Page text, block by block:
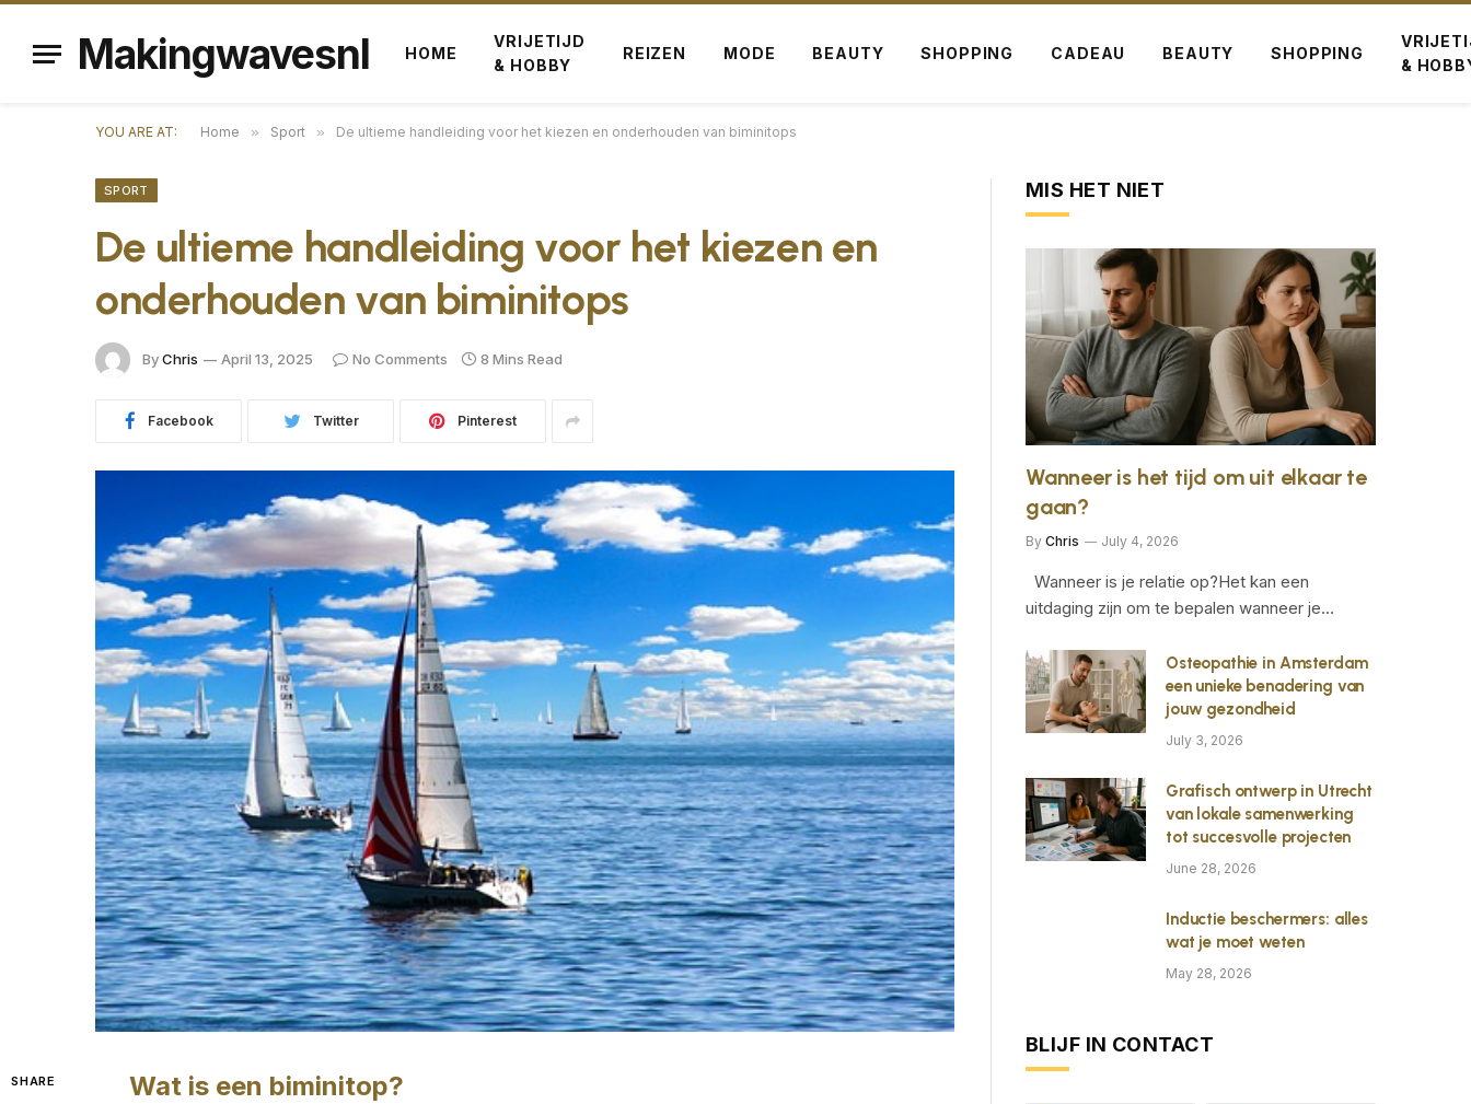
Makingwavesnl HOME
VRIJETIJD
& HOBBY
REIZEN MODE BEAUTY SHOPPING CADEAU BEAUTY SHOPPING
&
YOU ARE AT: Home » Sport » De ultieme handleiding voor het kiezen en onderhouden van biminitops
SPORT
De ultieme handleiding voor het kiezen en
onderhouden van biminitops
ByChris April 13, 2025 No Comments 8 Mins Read
Facebook Twitter Pinterest
SHARE Wat is een biminitop?
MIS HET NIET
Wanneer is het tijd om uit elkaar te
gaan?
By Chris July 4, 2026
Wanneer is je relatie op?Het kan een
uitdaging zijn om te bepalen wanneer je…
Osteopathie in Amsterdam
een unieke benadering van
jouw gezondheid
July 3, 2026
Grafisch ontwerp in Utrecht
van lokale samenwerking
tot succesvolle projecten
June 28, 2026
Inductie beschermers: alles
wat je moet weten
May 28, 2026
BLIJF IN CONTACT